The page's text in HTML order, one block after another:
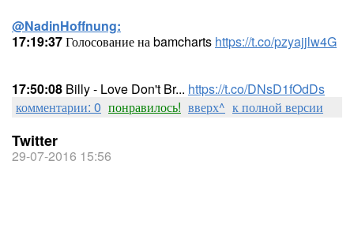
@NadinHoffnung:
17:19:37Голосование на bamcharts https://t.co/pzyajjlw4G
17:50:08 Billy - Love Don't Br... https://t.co/DNsD1fOdDs
комментарии: 0 понравилось! вверх^ к полной версии
Twitter
29-07-2016 15:56